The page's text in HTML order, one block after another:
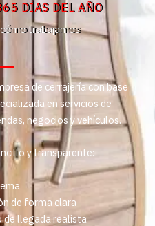
DÍAS DEL AÑO
trabajamos
de cerrajería con base
en servicios de
negocios y vehículos.
y transparente:
de forma clara
llegada realista